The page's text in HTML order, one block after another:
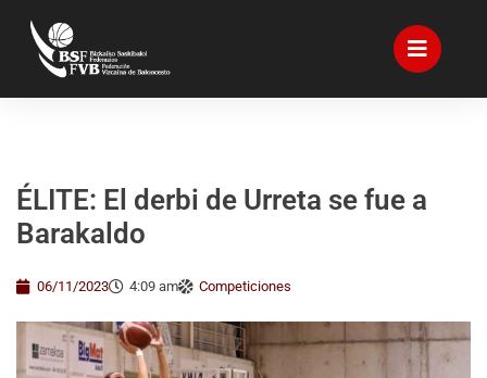
ÉLITE: El derbi de Urreta se fue a
Barakaldo
06/11/2023 4:09 am Competiciones